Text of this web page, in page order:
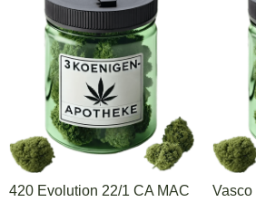
420 Evolution 22/1 CA MAC Vasco